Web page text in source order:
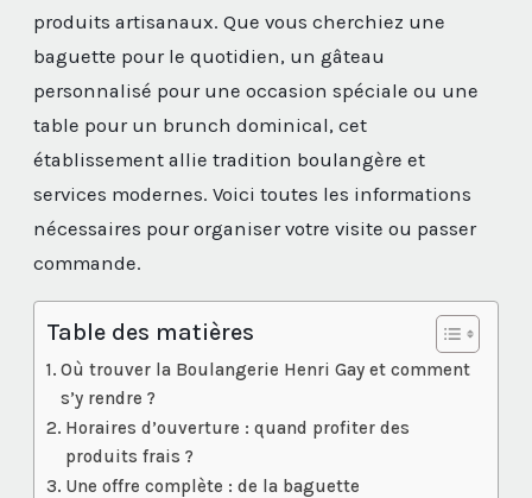
produits artisanaux. Que vous cherchiez une
baguette pour le quotidien, un gâteau
personnalisé pour une occasion spéciale ou une
table pour un brunch dominical, cet
établissement allie tradition boulangère et
services modernes. Voici toutes les informations
nécessaires pour organiser votre visite ou passer
commande.
Table des matières
Où trouver la Boulangerie Henri Gay et comment
s’y rendre ?
Horaires d’ouverture : quand profiter des
produits frais ?
Une offre complète : de la baguette